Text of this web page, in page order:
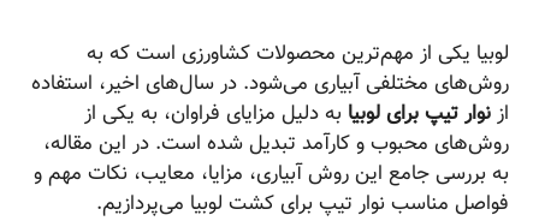
لوبیا یکی از مهم‌ترین محصولات کشاورزی است که به
روش‌های مختلفی آبیاری می‌شود. در سال‌های اخیر، استفاده
ازنوار تیپ برای لوبیا به دلیل مزایای فراوان، به یکی از
روش‌های محبوب و کارآمد تبدیل شده است. در این مقاله،
به بررسی جامع این روش آبیاری، مزایا، معایب، نکات مهم و
فواصل مناسب نوار تیپ برای کشت لوبیا می‌پردازیم.